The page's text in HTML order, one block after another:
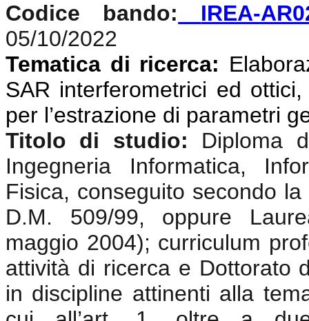
Codice bando:
IREA-
05/10/2022
Tematica di ricerca:
SAR interferometrici ed
per l’estrazione di parametri
Titolo di studio:
Diploma
Ingegneria Informatica,
Fisica, conseguito secondo
D.M. 509/99, oppure
maggio 2004); curriculum
attività di ricerca e Dottorato
in discipline attinenti alla